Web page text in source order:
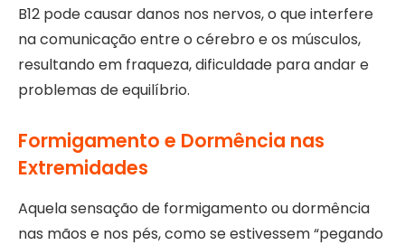
B12 pode causar danos nos nervos, o que interfere
na comunicação entre o cérebro e os músculos,
resultando em fraqueza, dificuldade para andar e
problemas de equilíbrio.
Formigamento e Dormência nas
Extremidades
Aquela sensação de formigamento ou dormência
nas mãos e nos pés, como se estivessem “pegando